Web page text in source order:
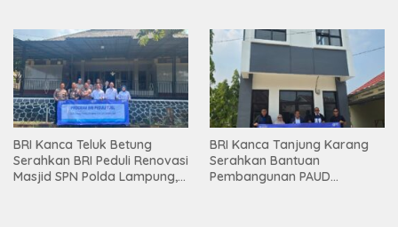
Mesuji
BRI Kanca Teluk Betung
Serahkan BRI Peduli Renovasi
Masjid SPN Polda Lampung,
BRI Kanca Tanjung Karang
Serahkan Bantuan
Pembangunan PAUD